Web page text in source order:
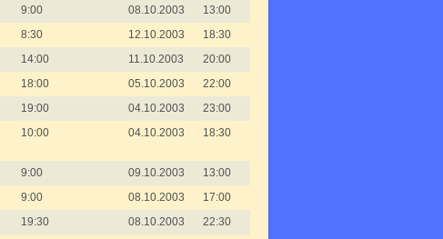
9:00 08.10.2003
13:00
8:30 12.10.2003
18:30
14:00 11.10.2003
20:00
18:00 05.10.2003
22:00
19:00 04.10.2003
23:00
10:00 04.10.2003 18:30
9:00 09.10.2003
13:00
9:00 08.10.2003
17:00
19:30 08.10.2003
22:30